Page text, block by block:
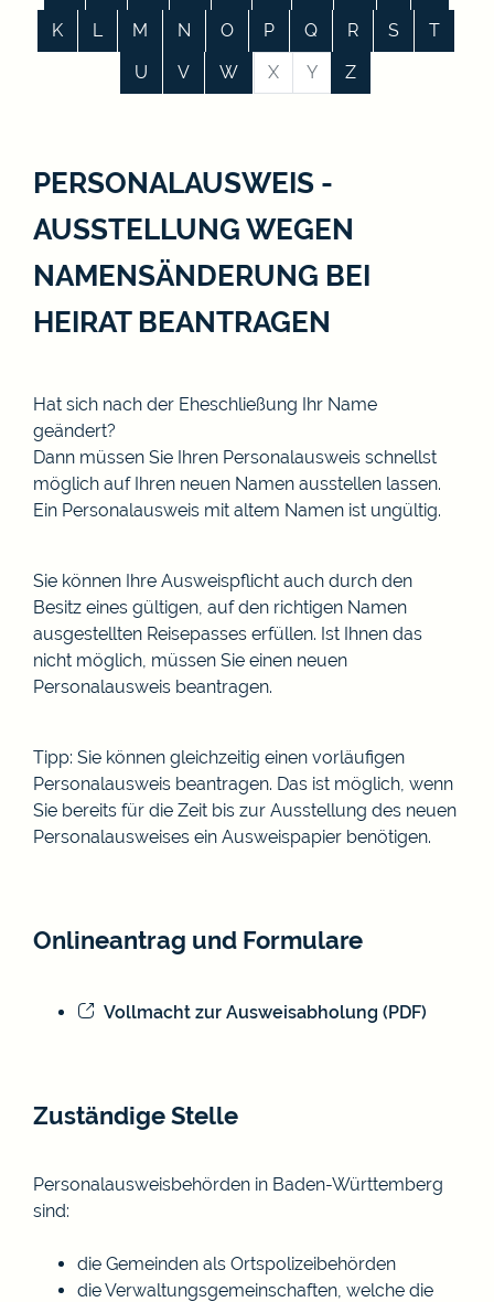
K
L M N O P Q R S
T
U
V W X Y Z
PERSONALAUSWEIS -
AUSSTELLUNG WEGEN
NAMENSÄNDERUNG BEI
HEIRAT BEANTRAGEN
Hat sich nach der Eheschließung Ihr Name
geändert?
Dann müssen Sie Ihren Personalausweis schnellst
möglich auf Ihren neuen Namen ausstellen lassen.
Ein Personalausweis mit altem Namen ist ungültig.
Sie können Ihre Ausweispflicht auch durch den
Besitz eines gültigen, auf den richtigen Namen
ausgestellten Reisepasses erfüllen. Ist Ihnen das
nicht möglich, müssen Sie einen neuen
Personalausweis beantragen.
Tipp: Sie können gleichzeitig einen vorläufigen
Personalausweis beantragen. Das ist möglich, wenn
Sie bereits für die Zeit bis zur Ausstellung des neuen
Personalausweises ein Ausweispapier benötigen.
Onlineantrag und Formulare
Vollmacht zur Ausweisabholung (PDF)
Zuständige Stelle
Personalausweisbehörden in Baden-Württemberg
sind:
die Gemeinden als Ortspolizeibehörden
die Verwaltungsgemeinschaften, welche die